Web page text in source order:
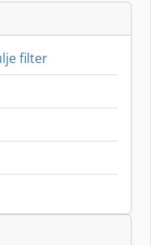
filter